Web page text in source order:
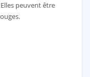
peuvent être